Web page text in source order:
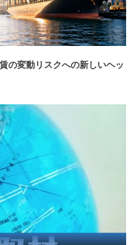
の変動リスクへの新しいヘッ